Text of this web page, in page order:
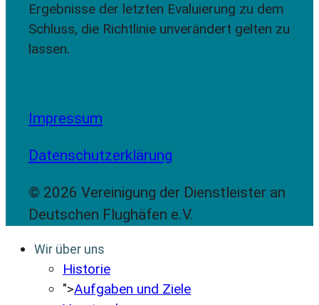
Ergebnisse der letzten Evaluierung zu dem
Schluss, die Richtlinie unverändert gelten zu
lassen.
Impressum
Datenschutzerklärung
© 2026 Vereinigung der Dienstleister an
Deutschen Flughäfen e.V.
Wir über uns
Historie
">Aufgaben und Ziele